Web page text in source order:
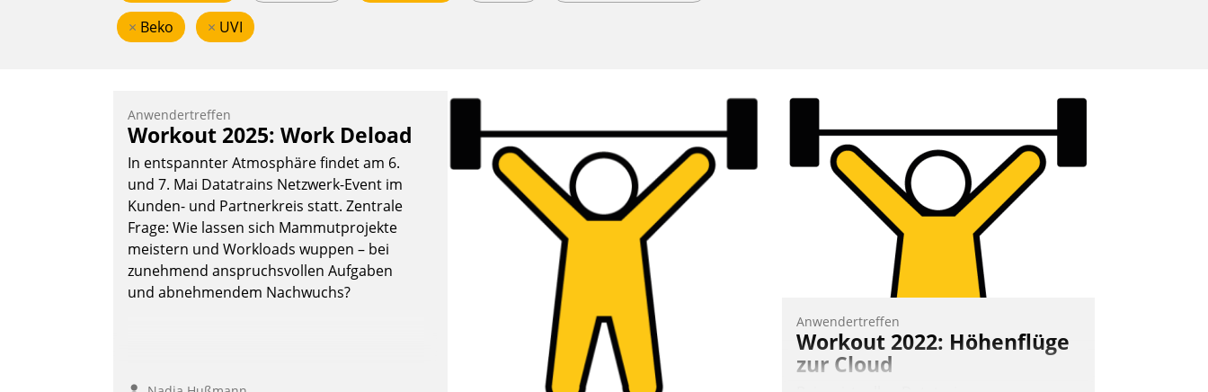
× Beko × UVI
Anwendertreffen
Workout 2025: Work Deload
In entspannter Atmosphäre findet am 6.
und 7. Mai Datatrains Netzwerk-Event im
Kunden- und Partnerkreis statt. Zentrale
Frage: Wie lassen sich Mammutprojekte
meistern und Workloads wuppen – bei
zunehmend anspruchsvollen Aufgaben
und abnehmendem Nachwuchs?
Anwendertreffen
Workout 2022: Höhenflüge
zur Cloud